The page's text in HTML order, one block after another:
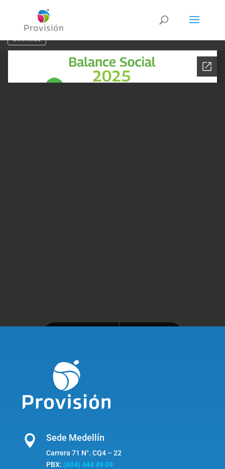
Download
 Sede Medellín
Carrera 71 N°. CQ4 – 22
PBX: (604) 444 49 09